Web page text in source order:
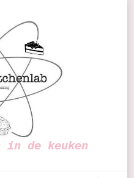
in de keuken